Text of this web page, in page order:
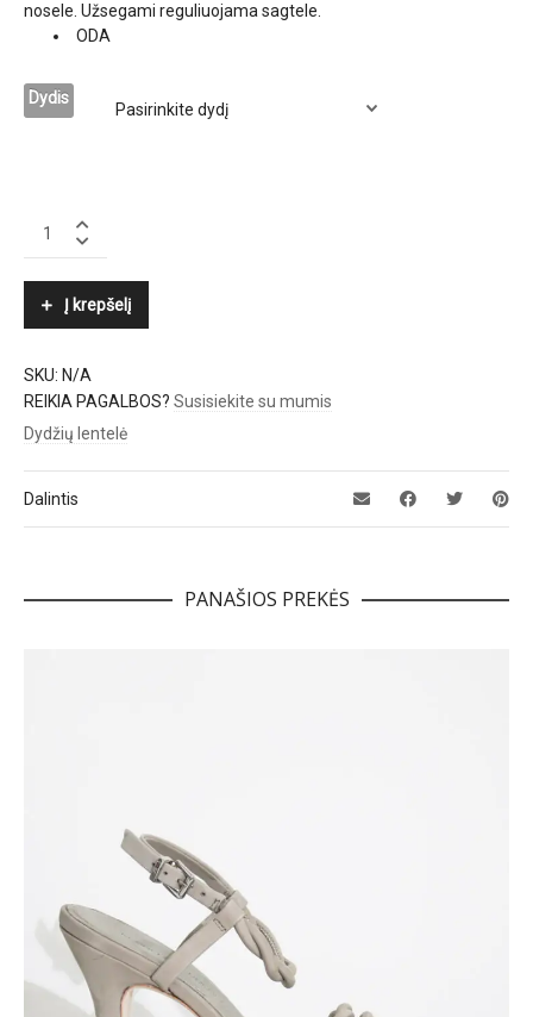
nosele. Užsegami reguliuojama sagtele.
ODA
Dydis
PREMI
Į krepšelį
SKU: N/A
REIKIA PAGALBOS? Susisiekite su mumis
Dydžių lentelė
Dalintis
PANAŠIOS PREKĖS